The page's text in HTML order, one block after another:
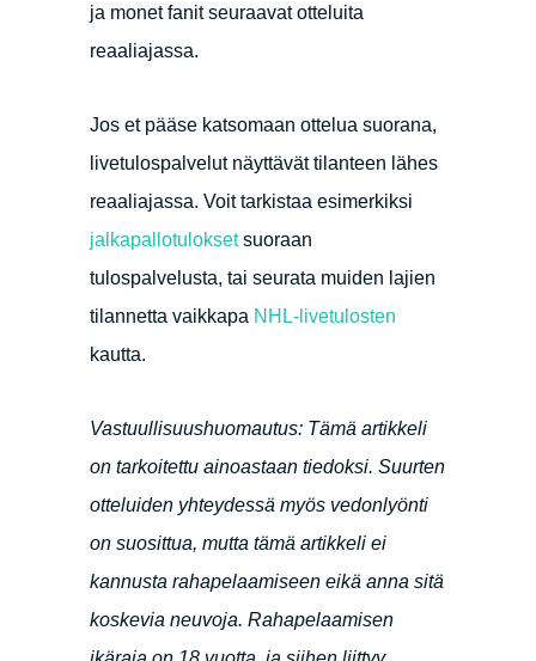
ja monet fanit seuraavat otteluita
reaaliajassa.
Jos et pääse katsomaan ottelua suorana,
livetulospalvelut näyttävät tilanteen lähes
reaaliajassa. Voit tarkistaa esimerkiksi
jalkapallotuloksetsuoraan
tulospalvelusta, tai seurata muiden lajien
tilannetta vaikkapa NHL-livetulosten
kautta.
Vastuullisuushuomautus: Tämä artikkeli
on tarkoitettu ainoastaan tiedoksi. Suurten
otteluiden yhteydessä myös vedonlyönti
on suosittua, mutta tämä artikkeli ei
kannusta rahapelaamiseen eikä anna sitä
koskevia neuvoja. Rahapelaamisen